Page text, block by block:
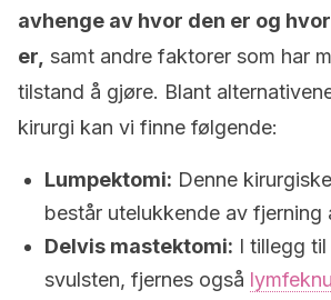
avhenge av hvor den er og
er, samt andre faktorer som har
tilstand å gjøre. Blant
kirurgi kan vi finne følgende:
Lumpektomi: Denne
består utelukkende av fjerning
Delvis mastektomi: I tillegg
svulsten, fjernes også